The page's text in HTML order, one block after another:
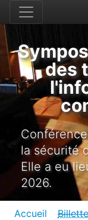
des
la sécurité
Elle a eu
2026.
Accueil